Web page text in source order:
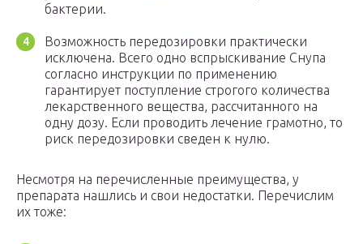
бактерии.
Возможность передозировки практически
исключена. Всего одно вспрыскивание Снупа
согласно инструкции по применению
гарантирует поступление строгого количества
лекарственного вещества, рассчитанного на
одну дозу. Если проводить лечение грамотно, то
риск передозировки сведен к нулю.
Несмотря на перечисленные преимущества, у
препарата нашлись и свои недостатки. Перечислим
их тоже: